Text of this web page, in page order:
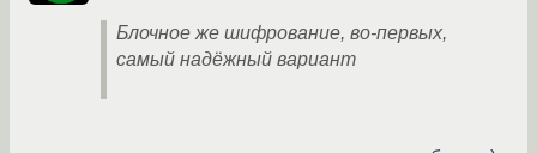
Блочное же шифрование, во-первых,
самый надёжный вариант